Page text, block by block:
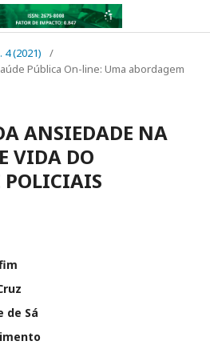
4 (2021)
/
Pública On-line: Uma abordagem
ANSIEDADE NA
VIDA DO
POLICIAIS
de Sá